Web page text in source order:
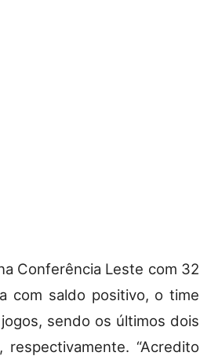
Conferência Leste com 32
com saldo positivo, o time
sendo os últimos dois
“Acredito